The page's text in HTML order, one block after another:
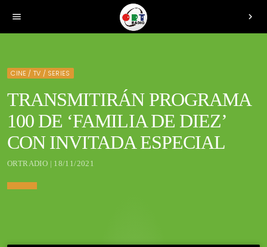
menu chevron_right
CINE / TV / SERIES
TRANSMITIRÁN PROGRAMA
100 DE ‘FAMILIA DE DIEZ’
CON INVITADA ESPECIAL
ORTRADIO | 18/11/2021